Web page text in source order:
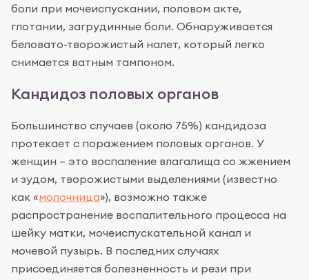
боли при мочеиспускании, половом акте,
глотании, загрудинные боли. Обнаруживается
беловато-творожистый налет, который легко
снимается ватным тампоном.
Кандидоз половых органов
Большинство случаев (около 75%) кандидоза
протекает с поражением половых органов. У
женщин – это воспаление влагалища со жжением
и зудом, творожистыми выделениями (известно
как «молочница»), возможно также
распространение воспалительного процесса на
шейку матки, мочеиспускательной канал и
мочевой пузырь. В последних случаях
присоединяется болезненность и рези при